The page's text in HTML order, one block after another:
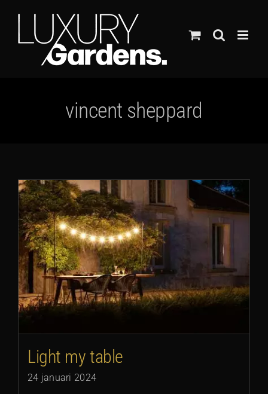
inhoud
vincent sheppard
Light my table
24 januari 2024